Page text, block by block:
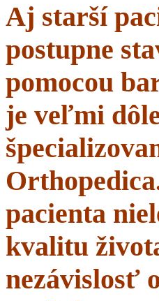
Aj starší
postupne
pomocou
je veľmi
pacienta
kvalitu
nezávislosť